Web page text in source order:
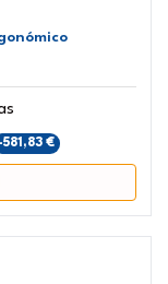
-581,83 €